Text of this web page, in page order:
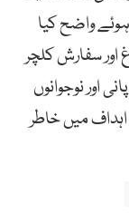
واضح کیا
سفارش کلچر
نوجوانوں
میں خاطر